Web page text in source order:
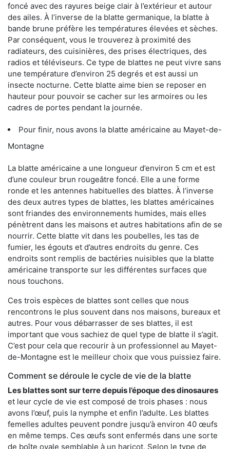
foncé avec des rayures beige clair à l’extérieur et autour
des ailes. À l’inverse de la blatte germanique, la blatte à
bande brune préfère les températures élevées et sèches.
Par conséquent, vous le trouverez à proximité des
radiateurs, des cuisinières, des prises électriques, des
radios et téléviseurs. Ce type de blattes ne peut vivre sans
une température d’environ 25 degrés et est aussi un
insecte nocturne. Cette blatte aime bien se reposer en
hauteur pour pouvoir se cacher sur les armoires ou les
cadres de portes pendant la journée.
Pour finir, nous avons la blatte américaine au Mayet-de-
Montagne
La blatte américaine a une longueur d’environ 5 cm et est
d’une couleur brun rougeâtre foncé. Elle a une forme
ronde et les antennes habituelles des blattes. À l’inverse
des deux autres types de blattes, les blattes américaines
sont friandes des environnements humides, mais elles
pénètrent dans les maisons et autres habitations afin de se
nourrir. Cette blatte vit dans les poubelles, les tas de
fumier, les égouts et d’autres endroits du genre. Ces
endroits sont remplis de bactéries nuisibles que la blatte
américaine transporte sur les différentes surfaces que
nous touchons.
Ces trois espèces de blattes sont celles que nous
rencontrons le plus souvent dans nos maisons, bureaux et
autres. Pour vous débarrasser de ses blattes, il est
important que vous sachiez de quel type de blatte il s’agit.
C’est pour cela que recourir à un professionnel au Mayet-
de-Montagne est le meilleur choix que vous puissiez faire.
Comment se déroule le cycle de vie de la blatte
Les blattes sont sur terre depuis l’époque des dinosaures
et leur cycle de vie est composé de trois phases : nous
avons l’œuf, puis la nymphe et enfin l’adulte. Les blattes
femelles adultes peuvent pondre jusqu’à environ 40 œufs
en même temps. Ces œufs sont enfermés dans une sorte
de boîte ovale semblable à un haricot. Selon le type de